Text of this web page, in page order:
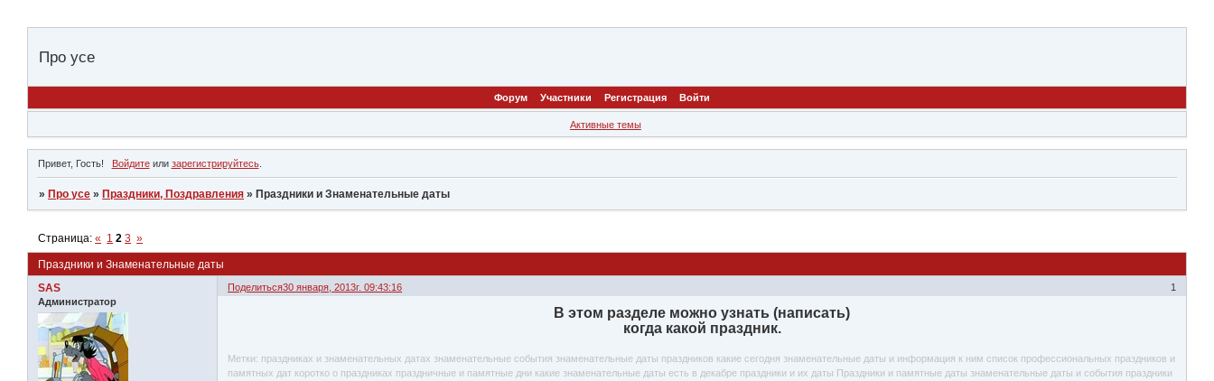
Про усе
Форум Участники Регистрация Войти
Активные темы
Привет, Гость! Войдитеили зарегистрируйтесь.
» Про усе » Праздники, Поздравления » Праздники и Знаменательные даты
Праздники и Знаменательные даты
Страница:« 1 2 3 »
Поделиться 1
30 января, 2013г. 09:43:16
SAS
Администратор
В этом разделе можно узнать (написать)
когда какой праздник.
Метки: праздниках и знаменательных датах знаменательные события знаменательные даты праздников какие сегодня знаменательные даты и информация к ним список профессиональных праздников и
памятных дат коротко о праздниках праздничные и памятные дни какие знаменательные даты есть в декабре праздники и их даты Праздники и памятные даты знаменательные даты и события праздники